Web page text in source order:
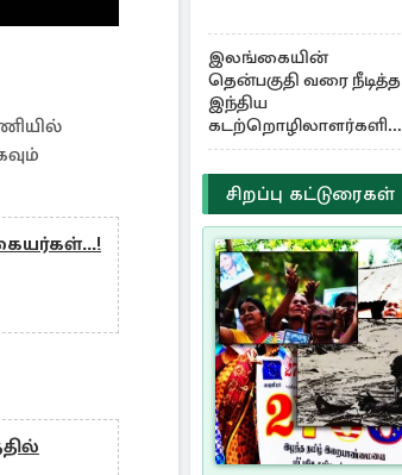
இலங்கையின்
தென்பகுதி வரை நீடித்த
இந்திய
கடற்றொழிலாளர்களின்
ஊடுருவல்
சிறப்பு கட்டுரைகள்